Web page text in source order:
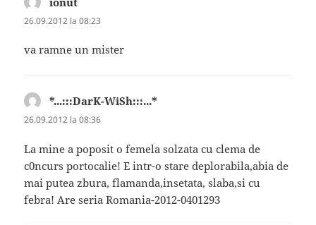
26.09.2012 la 08:23
va ramne un mister
*...:::DarK-WiSh:::...*
26.09.2012 la 08:36
La mine a poposit o femela solzata cu clema de
c0ncurs portocalie! E intr-o stare deplorabila,abia de
mai putea zbura, flamanda,insetata, slaba,si cu
febra! Are seria Romania-2012-0401293